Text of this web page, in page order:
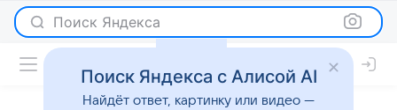
Поиск Яндекса
Поиск Яндекса с Алисой AI
Найдёт ответ, картинку или видео —